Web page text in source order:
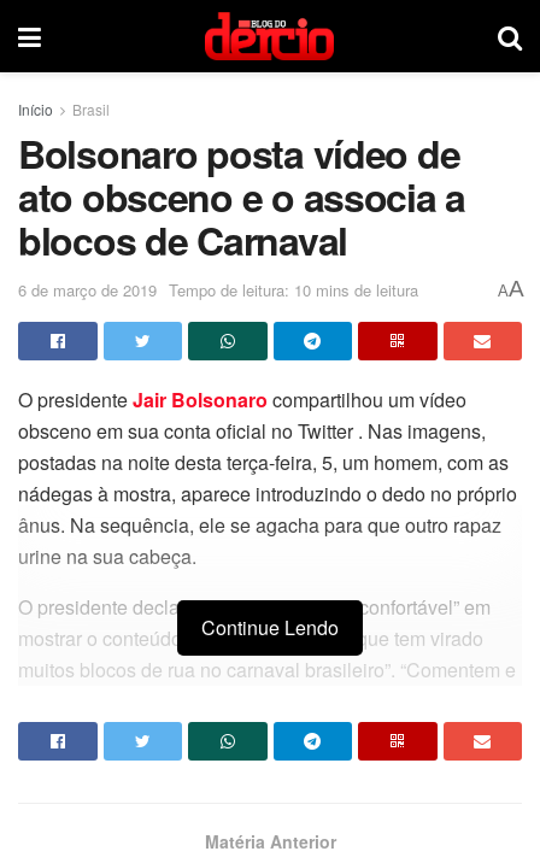
Início Brasil
Bolsonaro posta vídeo de
ato obsceno e o associa a
blocos de Carnaval
6 de março de 2019 Tempo de leitura: 10 mins de leitura AA
O presidenteJair Bolsonaro compartilhou um vídeo
obsceno em sua conta oficial no Twitter . Nas imagens,
postadas na noite desta terça-feira, 5, um homem, com as
nádegas à mostra, aparece introduzindo o dedo no próprio
ânus. Na sequência, ele se agacha para que outro rapaz
urine na sua cabeça.
O presidente declara que não se “sente confortável” em
mostrar o conteúdo, mas diz que “é isto que tem virado
muitos blocos de rua no carnaval brasileiro”. “Comentem e
Continue Lendo
Matéria Anterior